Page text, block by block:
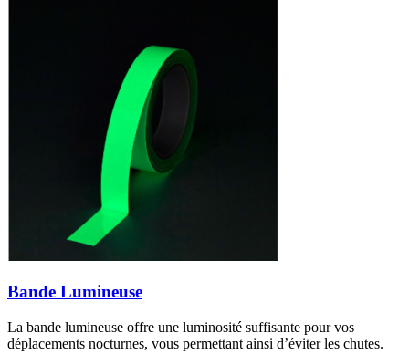
Bande Lumineuse
La bande lumineuse offre une luminosité suffisante pour vos
déplacements nocturnes, vous permettant ainsi d’éviter les chutes.